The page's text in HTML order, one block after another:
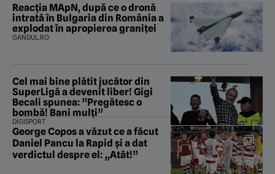
Reacția MApN, după ce o dronă
intrată în Bulgaria din România a
explodat în apropierea graniței
GANDUL.RO
Cel mai bine plătit jucător din
SuperLigă a devenit liber! Gigi
Becali spunea: ”Pregătesc o
bombă! Bani mulți”
DIGISPORT
George Copos a văzut ce a făcut
Daniel Pancu la Rapid și a dat
verdictul despre el: „Atât!”